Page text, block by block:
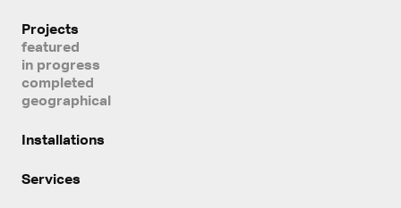
Projects
featured
in progress
completed
geographical
Installations
Services